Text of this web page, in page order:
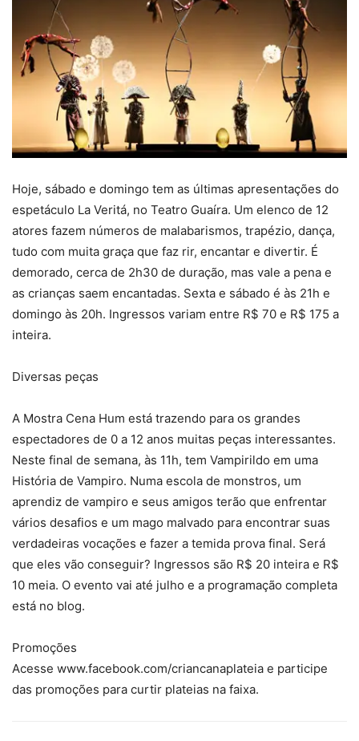
Hoje, sábado e domingo tem as últimas apresentações do
espetáculo La Veritá, no Teatro Guaíra. Um elenco de 12
atores fazem números de malabarismos, trapézio, dança,
tudo com muita graça que faz rir, encantar e divertir. É
demorado, cerca de 2h30 de duração, mas vale a pena e
as crianças saem encantadas. Sexta e sábado é às 21h e
domingo às 20h. Ingressos variam entre R$ 70 e R$ 175 a
inteira.
Diversas peças
A Mostra Cena Hum está trazendo para os grandes
espectadores de 0 a 12 anos muitas peças interessantes.
Neste final de semana, às 11h, tem Vampirildo em uma
História de Vampiro. Numa escola de monstros, um
aprendiz de vampiro e seus amigos terão que enfrentar
vários desafios e um mago malvado para encontrar suas
verdadeiras vocações e fazer a temida prova final. Será
que eles vão conseguir? Ingressos são R$ 20 inteira e R$
10 meia. O evento vai até julho e a programação completa
está no blog.
Promoções
Acesse www.facebook.com/criancanaplateia e participe
das promoções para curtir plateias na faixa.